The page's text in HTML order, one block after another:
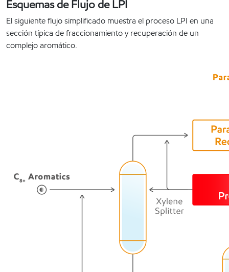
Esquemas de Flujo de LPI
El siguiente flujo simplificado muestra el proceso LPI en una
sección típica de fraccionamiento y recuperación de un
complejo aromático.